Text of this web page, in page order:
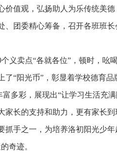
价值观，弘扬助人为乐传统美
、团委精心筹备，召开各班班
义卖点“各就各位”，顿时，
了“阳光币”，彰显着学校德育
多彩，展现出“让学习生活充满
家长的支持和助力，更有家长
抓手之一，为培养洛初阳光少
奇迹。